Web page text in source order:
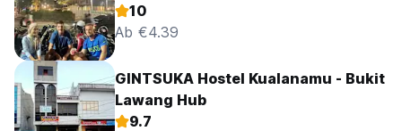
10
Ab €4.39
GINTSUKA Hostel Kualanamu - Bukit
Lawang Hub
9.7